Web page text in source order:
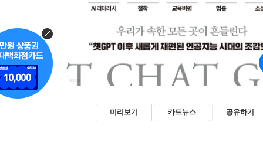
미리보기 카드뉴스 공유하기